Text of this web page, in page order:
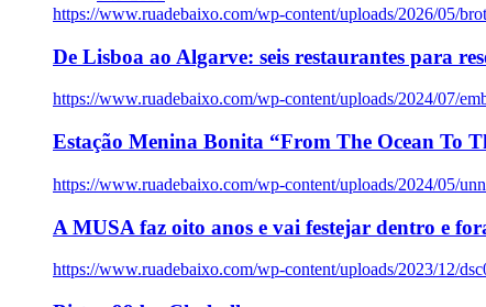
https://www.ruadebaixo.com/wp-content/uploads/2026/05/
De Lisboa ao Algarve: seis restaurantes para
https://www.ruadebaixo.com/wp-content/uploads/2024/07/
Estação Menina Bonita “From The Ocean To
https://www.ruadebaixo.com/wp-content/uploads/2024/05/
A MUSA faz oito anos e vai festejar dentro e
https://www.ruadebaixo.com/wp-content/uploads/2023/12/